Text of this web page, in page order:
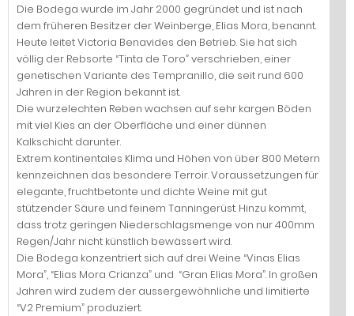
Die Bodega wurde im Jahr 2000 gegründet und ist nach
dem früheren Besitzer der Weinberge, Elias Mora, benannt.
Heute leitet Victoria Benavides den Betrieb. Sie hat sich
völlig der Rebsorte “Tinta de Toro” verschrieben, einer
genetischen Variante des Tempranillo, die seit rund 600
Jahren in der Region bekannt ist.
Die wurzelechten Reben wachsen auf sehr kargen Böden
mit viel Kies an der Oberfläche und einer dünnen
Kalkschicht darunter.
Extrem kontinentales Klima und Höhen von über 800 Metern
kennzeichnen das besondere Terroir. Voraussetzungen für
elegante, fruchtbetonte und dichte Weine mit gut
stützender Säure und feinem Tanningerüst. Hinzu kommt,
dass trotz geringen Niederschlagsmenge von nur 400mm
Regen/Jahr nicht künstlich bewässert wird.
Die Bodega konzentriert sich auf drei Weine “Vinas Elias
Mora”, “Elias Mora Crianza” und “Gran Elias Mora”. In großen
Jahren wird zudem der aussergewöhnliche und limitierte
“V2 Premium” produziert.